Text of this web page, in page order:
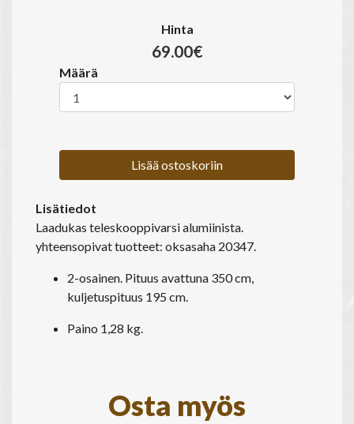
Hinta
69.00€
Määrä
Lisää ostoskoriin
Lisätiedot
Laadukas teleskooppivarsi alumiinista.
yhteensopivat tuotteet: oksasaha 20347.
2-osainen. Pituus avattuna 350 cm,
kuljetuspituus 195 cm.
Paino 1,28 kg.
Osta myös